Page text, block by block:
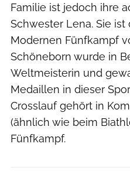
Familie ist jedoch ihre
Schwester Lena. Sie
Modernen Fünfkampf
Schöneborn wurde in
Weltmeisterin und
Medaillen in dieser
Crosslauf gehört in
(ähnlich wie beim
Fünfkampf.